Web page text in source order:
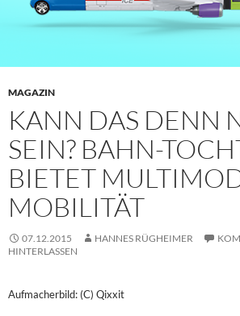
MAGAZIN
KANN DAS DENN
SEIN? BAHN-
BIETET
MOBILITÄT
07.12.2015 HANNES RÜGHEIMER
HINTERLASSEN
Aufmacherbild: (C) Qixxit